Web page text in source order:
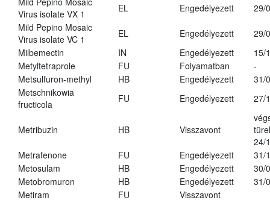
Virus isolate VX 1
EL Engedélyezett
29/
Mild Pepino Mosaic
Virus isolate VC 1
EL Engedélyezett
29/
Milbemectin
IN Engedélyezett
15/
Metyltetraprole
FU Folyamatban
-
Metsulfuron-methyl
HB Engedélyezett
31/
Metschnikowia
fructicola
FU Engedélyezett 27/
Metribuzin HB Visszavont
24/
Metrafenone
FU Engedélyezett
31/
Metosulam
HB Engedélyezett
30/
Metobromuron
HB Engedélyezett
31/
Metiram
FU
Visszavont